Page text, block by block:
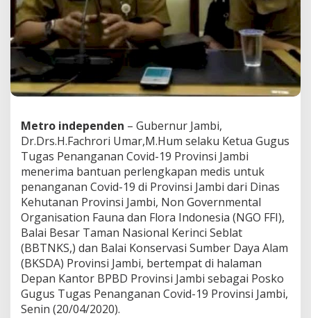
A
N
A
N
A
O
V
D
-
1
9
D
A
R
D
I
S
Metro independen – Gubernur Jambi,
Dr.Drs.H.Fachrori Umar,M.Hum selaku Ketua Gugus
Tugas Penanganan Covid-19 Provinsi Jambi
menerima bantuan perlengkapan medis untuk
penanganan Covid-19 di Provinsi Jambi dari Dinas
Kehutanan Provinsi Jambi, Non Governmental
Organisation Fauna dan Flora Indonesia (NGO FFI),
Balai Besar Taman Nasional Kerinci Seblat
(BBTNKS,) dan Balai Konservasi Sumber Daya Alam
(BKSDA) Provinsi Jambi, bertempat di halaman
Depan Kantor BPBD Provinsi Jambi sebagai Posko
Gugus Tugas Penanganan Covid-19 Provinsi Jambi,
Senin (20/04/2020).